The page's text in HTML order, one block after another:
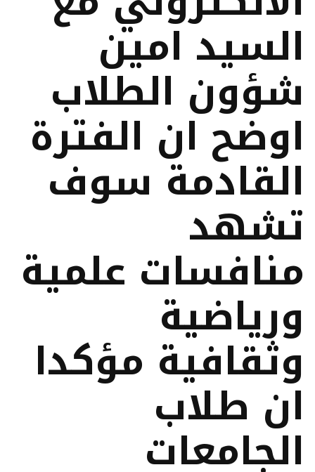
السيد امين
شؤون الطلاب
اوضح ان الفترة
القادمة سوف
تشهد
منافسات علمية
ورياضية
وثقافية مؤكدا
ان طلاب
الجامعات